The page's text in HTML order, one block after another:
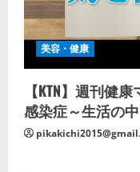
美容・健康
【KTN】週刊健
感染症～生活の